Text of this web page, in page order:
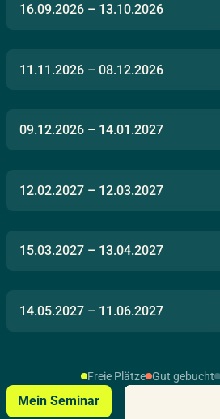
16.09.2026 – 13.10.2026
11.11.2026 – 08.12.2026
09.12.2026 – 14.01.2027
12.02.2027 – 12.03.2027
15.03.2027 – 13.04.2027
14.05.2027 – 11.06.2027
14.06.2027–09.07.2027
Freie Plätze Gut gebucht
Mein Seminar